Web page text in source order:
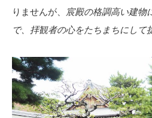
りませんが、
宸殿の格調高い建物
で、拝観者の心をたちまちにして